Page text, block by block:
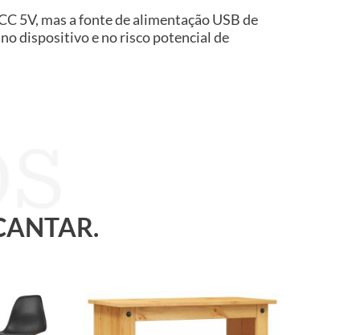
5V, mas a fonte de alimentação USB de
dispositivo e no risco potencial de